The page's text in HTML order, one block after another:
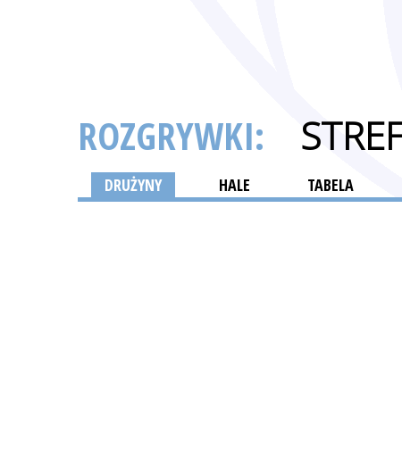
ROZGRYWKI:
DRUŻYNY HALE TABELA